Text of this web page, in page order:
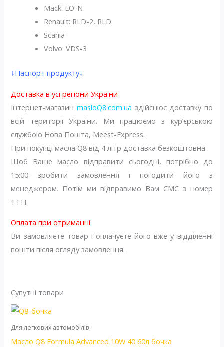
Mack: EO-N
Renault: RLD-2, RLD
Scania
Volvo: VDS-3
↓Паспорт продукту↓
Доставка в усі регіони України
Інтернет-магазин masloQ8.com.ua здійснює доставку по
всій території України. Ми працюємо з кур’єрською
службою Нова Пошта, Meest-Express.
При покупці масла Q8 від 4 літр доставка безкоштовна.
Щоб Ваше масло відправити сьогодні, потрібно до
15:00 зробити замовлення і погодити його з
менеджером. Потім ми відправимо Вам СМС з номер
ТТН.
Оплата при отриманні
Ви замовляєте товар і оплачуєте його вже у відділенні
пошти після огляду замовлення.
Супутні товари
Для легкових автомобілів
Масло Q8 Formula Advanced 10W 40 60л бочка